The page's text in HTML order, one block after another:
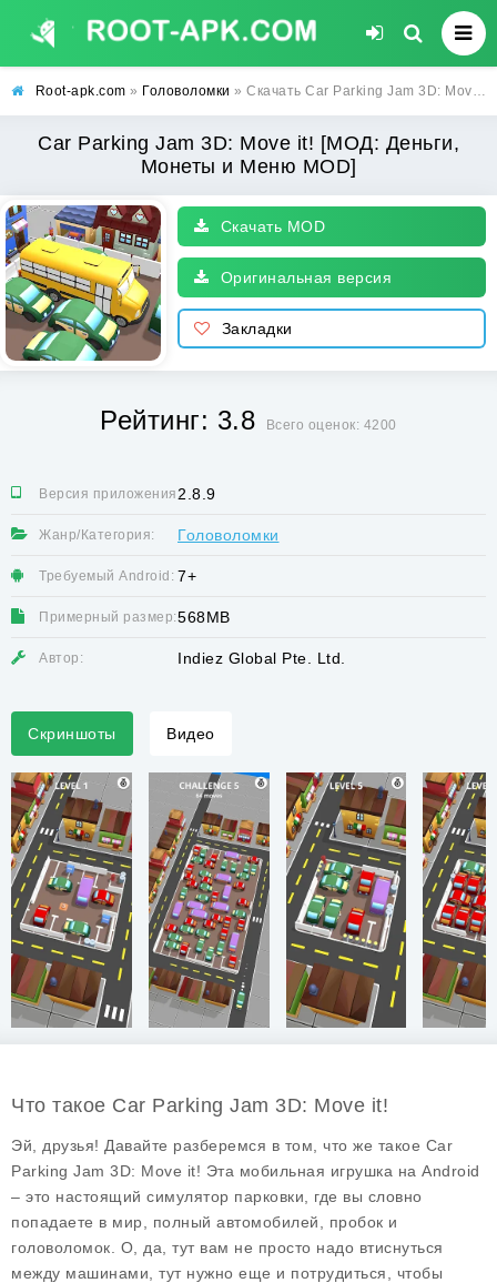
Root-apk.com » Головоломки » Скачать Car Parking Jam 3D: Move it! [МОД: Деньги, Монеты и Меню MOD] | Взлом Car Parking Jam 3D: Move it! на Андроид
Car Parking Jam 3D: Move it! [МОД: Деньги,
Монеты и Меню MOD]
Скачать MOD
Оригинальная версия
Закладки
Рейтинг: 3.8 Всего оценок: 4200
Версия приложения:2.8.9
Жанр/Категория: Головоломки
Требуемый Android: 7+
Примерный размер:568MB
Автор: Indiez Global Pte. Ltd.
Скриншоты Видео
Что такое Car Parking Jam 3D: Move it!
Эй, друзья! Давайте разберемся в том, что же такое Car
Parking Jam 3D: Move it! Эта мобильная игрушка на Android
– это настоящий симулятор парковки, где вы словно
попадаете в мир, полный автомобилей, пробок и
головоломок. О, да, тут вам не просто надо втиснуться
между машинами, тут нужно еще и потрудиться, чтобы